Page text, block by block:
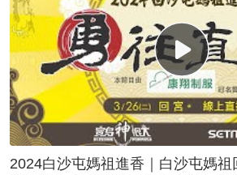
2024白沙屯媽祖進香｜白沙屯媽